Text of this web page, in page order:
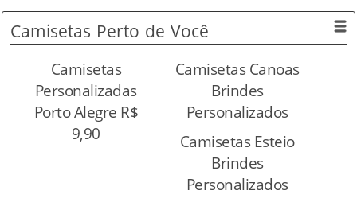
Camisetas Perto de Você
Camisetas
Personalizadas
Porto Alegre R$
9,90
Camisetas Canoas
Brindes
Personalizados
Camisetas Esteio
Brindes
Personalizados